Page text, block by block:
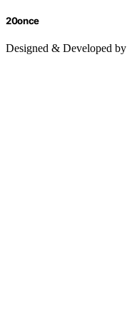
20once
Designed & Developed by